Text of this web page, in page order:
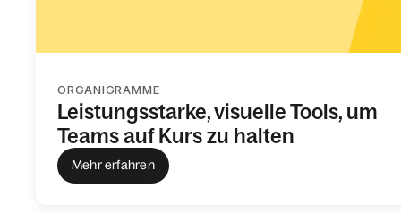
ORGANIGRAMME
Leistungsstarke, visuelle Tools, um
Teams auf Kurs zu halten
Mehr erfahren